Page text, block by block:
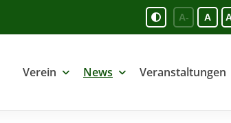
A- A
Verein News Veranstaltungen